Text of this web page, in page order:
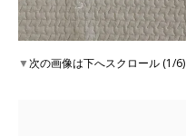
▼次の画像は下へスクロール (1/6)